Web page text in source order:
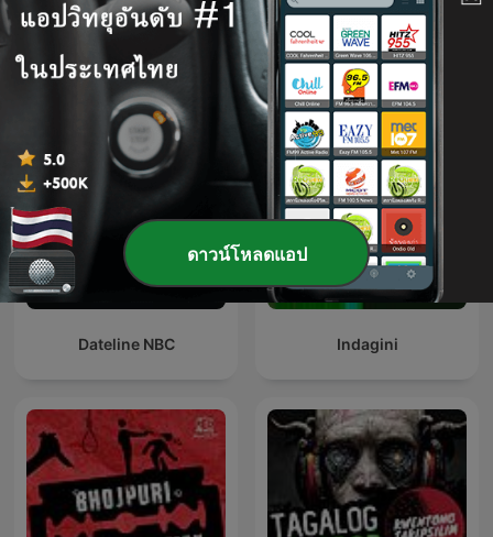
CRIMINALISTA
NOCTURNO
Mjesto Zločina
Dateline NBC Indagini
ดาวน์โหลดแอป